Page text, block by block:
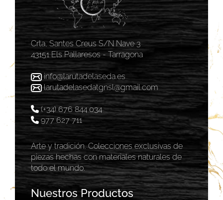
Crta, Santes Creus S/N Nave 3
43151 Els Pallaresos - Tarragona
info@larutadelaseda.es
larutadelasedatgnsl@gmail.com
(+34) 676 844 034
977 627 711
Arte y tradición. Colecciones exclusivas de
piezas hechas con materiales naturales de
todo el mundo.
Nuestros Productos